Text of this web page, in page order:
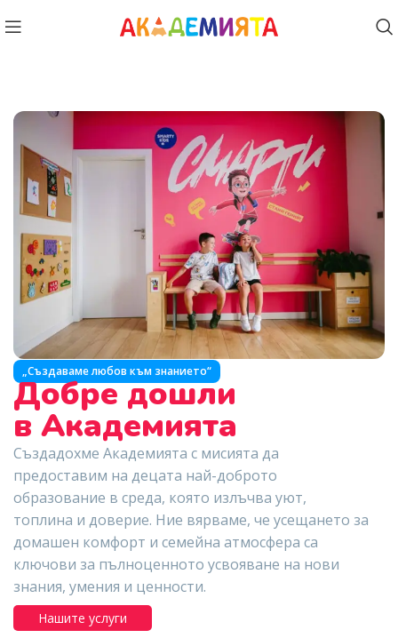
„Създаваме любов към знанието“
Добре дошли
в Академията
Създадохме Академията с мисията да
предоставим на децата най-доброто
образование в среда, която излъчва уют,
топлина и доверие. Ние вярваме, че усещането за
домашен комфорт и семейна атмосфера са
ключови за пълноценното усвояване на нови
знания, умения и ценности.
Нашите услуги